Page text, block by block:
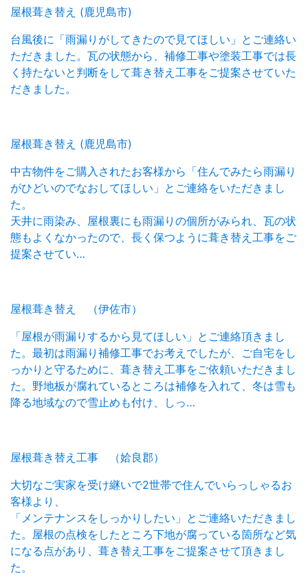
屋根葺き替え (鹿児島市)
台風後に「雨漏りがしてきたので見てほしい」とご連絡い
ただきました。瓦の状態から、補修工事や塗装工事では長
く持たないと判断をして葺き替え工事をご提案させていた
だきました。
屋根葺き替え (鹿児島市)
中古物件をご購入されたお客様から「住んでみたら雨漏り
がひどいのでなおしてほしい」とご連絡をいただきまし
た。
天井に雨染み、屋根裏にも雨漏りの個所がみられ、瓦の状
態もよくなかったので、長く保つように葺き替え工事をご
提案させてい…
屋根葺き替え （伊佐市）
「屋根が雨漏りするから見てほしい」とご連絡頂きまし
た。最初は雨漏り補修工事でお考えでしたが、ご自宅をし
っかりと守るために、葺き替え工事をご依頼いただきまし
た。野地板が腐れているところは補修を入れて、冬は雪も
降る地域なので雪止めも付け、しっ…
屋根葺き替え工事 （姶良郡）
大切なご実家を受け継いで2世帯で住んでいらっしゃるお
客様より、
「メンテナンスをしっかりしたい」とご連絡いただきまし
た。屋根の点検をしたところ下地が腐っている箇所など気
になる点があり、葺き替え工事をご提案させて頂きまし
た。